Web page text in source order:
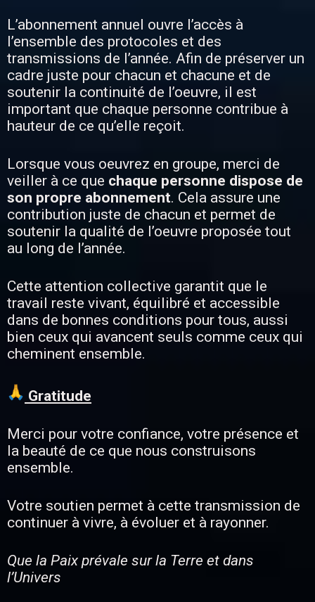
L’abonnement annuel ouvre l’accès à
l’ensemble des protocoles et des
transmissions de l’année. Afin de préserver un
cadre juste pour chacun et chacune et de
soutenir la continuité de l’oeuvre, il est
important que chaque personne contribue à
hauteur de ce qu’elle reçoit.
Lorsque vous oeuvrez en groupe, merci de
veiller à ce que chaque personne dispose de
son propre abonnement. Cela assure une
contribution juste de chacun et permet de
soutenir la qualité de l’oeuvre proposée tout
au long de l’année.
Cette attention collective garantit que le
travail reste vivant, équilibré et accessible
dans de bonnes conditions pour tous, aussi
bien ceux qui avancent seuls comme ceux qui
cheminent ensemble.
Gratitude
Merci pour votre confiance, votre présence et
la beauté de ce que nous construisons
ensemble.
Votre soutien permet à cette transmission de
continuer à vivre, à évoluer et à rayonner.
Que la Paix prévale sur la Terre et dans
l’Univers